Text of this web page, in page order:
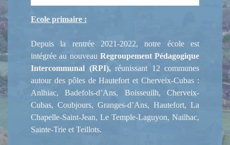
Ecole primaire :
Depuis la rentrée 2021-2022, notre école est
intégrée au nouveau Regroupement Pédagogique
Intercommunal (RPI),réunissant 12 communes
autour des pôles de Hautefort et Cherveix-Cubas :
Anlhiac, Badefols-d’Ans, Boisseuilh, Cherveix-
Cubas, Coubjours, Granges-d’Ans, Hautefort, La
Chapelle-Saint-Jean, Le Temple-Laguyon, Nailhac,
Sainte-Trie et Teillots.